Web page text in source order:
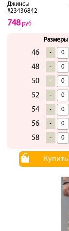
Джинсы
#23436842
748руб
Размеры
46 -
48 -
50 -
52 -
54 -
56 -
58 -
Купить